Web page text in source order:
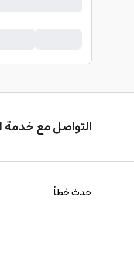
التواصل مع خدمة
حدث خطأ